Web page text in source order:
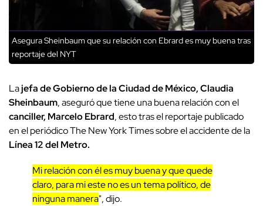
Asegura Sheinbaum que su relación con Ebrard es muy buena tras
reportaje del NYT
Lajefa de Gobierno de la Ciudad de México, Claudia
Sheinbaum, aseguró que tiene una buena relación con el
canciller, Marcelo Ebrard, esto tras el reportaje publicado
en el periódico The New York Times sobre el accidente de la
Línea 12 del Metro.
Mi relación con él es muy buena y que quede
claro, para mi este no es un tema político, de
ninguna manera", dijo.